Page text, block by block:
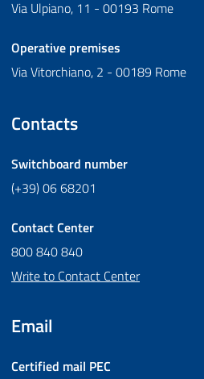
Via Ulpiano, 11 - 00193 Rome
Operative premises
Via Vitorchiano, 2 - 00189 Rome
Contacts
Switchboard number
(+39) 06 68201
Contact Center
800 840 840
Write to Contact Center
Email
Certified mail PEC